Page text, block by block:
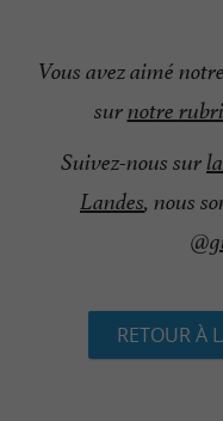
Vous avez aimé
surnotre
Suivez-nous sur
Landes, nous
RETOUR À